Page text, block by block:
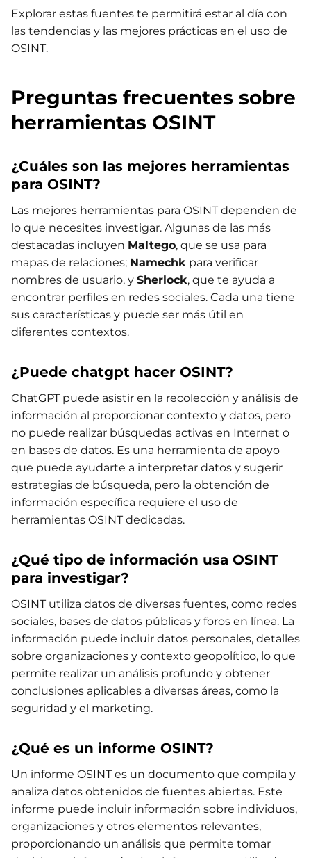
Explorar estas fuentes te permitirá estar al día con
las tendencias y las mejores prácticas en el uso de
OSINT.
Preguntas frecuentes sobre
herramientas OSINT
¿Cuáles son las mejores herramientas
para OSINT?
Las mejores herramientas para OSINT dependen de
lo que necesites investigar. Algunas de las más
destacadas incluyen Maltego, que se usa para
mapas de relaciones; Namechk para verificar
nombres de usuario, y Sherlock, que te ayuda a
encontrar perfiles en redes sociales. Cada una tiene
sus características y puede ser más útil en
diferentes contextos.
¿Puede chatgpt hacer OSINT?
ChatGPT puede asistir en la recolección y análisis de
información al proporcionar contexto y datos, pero
no puede realizar búsquedas activas en Internet o
en bases de datos. Es una herramienta de apoyo
que puede ayudarte a interpretar datos y sugerir
estrategias de búsqueda, pero la obtención de
información específica requiere el uso de
herramientas OSINT dedicadas.
¿Qué tipo de información usa OSINT
para investigar?
OSINT utiliza datos de diversas fuentes, como redes
sociales, bases de datos públicas y foros en línea. La
información puede incluir datos personales, detalles
sobre organizaciones y contexto geopolítico, lo que
permite realizar un análisis profundo y obtener
conclusiones aplicables a diversas áreas, como la
seguridad y el marketing.
¿Qué es un informe OSINT?
Un informe OSINT es un documento que compila y
analiza datos obtenidos de fuentes abiertas. Este
informe puede incluir información sobre individuos,
organizaciones y otros elementos relevantes,
proporcionando un análisis que permite tomar